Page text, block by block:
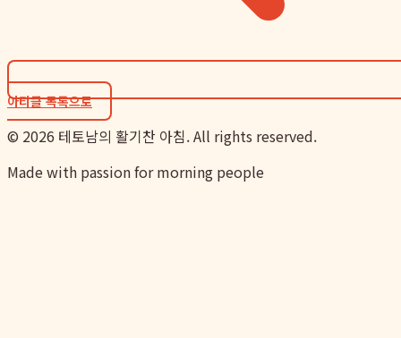
아티클 목록으로
© 2026 테토남의 활기찬 아침. All rights reserved.
Made with passion for morning people